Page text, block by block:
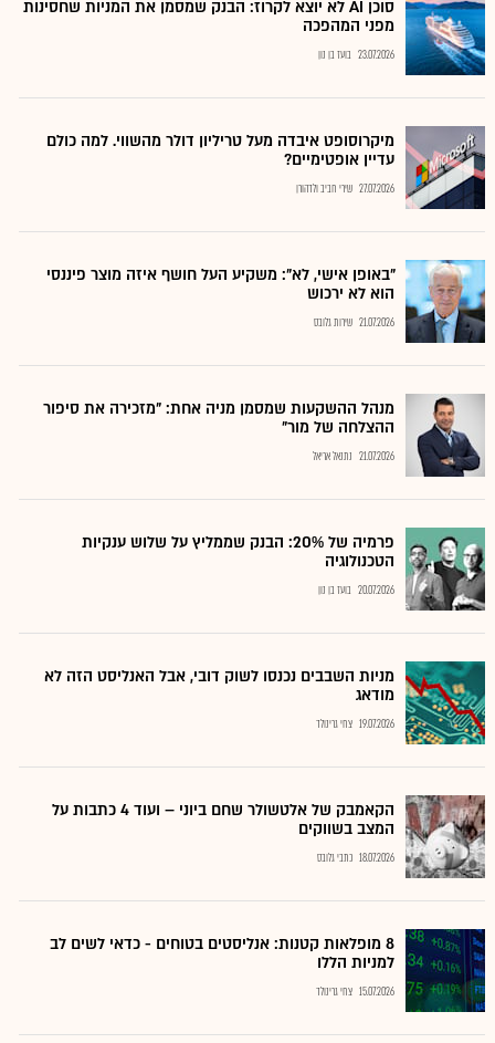
סוכן AI לא יוצא לקרוז: הבנק שמסמן את המניות שחסינות
מפני המהפכה
23.07.2026 בועז בן נון
מיקרוסופט איבדה מעל טריליון דולר מהשווי. למה כולם
עדיין אופטימיים?
27.07.2026 שירי חביב ולדהורן
"באופן אישי, לא": משקיע העל חושף איזה מוצר פיננסי
הוא לא ירכוש
21.07.2026 שירות גלובס
מנהל ההשקעות שמסמן מניה אחת: "מזכירה את סיפור
ההצלחה של מור"
21.07.2026 נתנאל אריאל
פרמיה של 20%: הבנק שממליץ על שלוש ענקיות
הטכנולוגיה
20.07.2026 בועז בן נון
מניות השבבים נכנסו לשוק דובי, אבל האנליסט הזה לא
מודאג
19.07.2026 צחי גרינולד
הקאמבק של אלטשולר שחם ביוני – ועוד 4 כתבות על
המצב בשווקים
18.07.2026 כתבי גלובס
8 מופלאות קטנות: אנליסטים בטוחים - כדאי לשים לב
למניות הללו
15.07.2026 צחי גרינולד